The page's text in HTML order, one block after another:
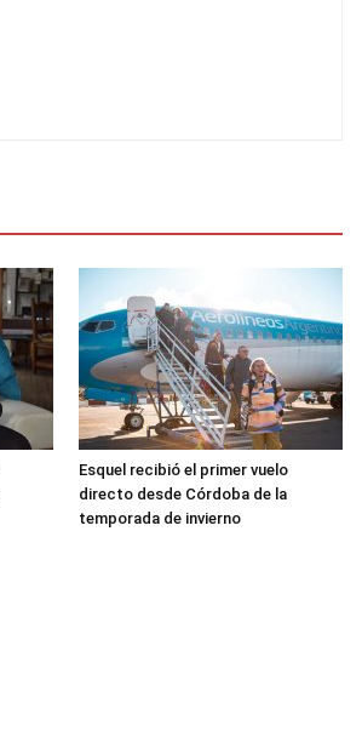
Esquel recibió el primer vuelo
directo desde Córdoba de la
temporada de invierno